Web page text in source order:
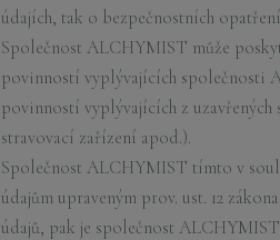
údajích, tak o bezpečnostních
Společnost ALCHYMIST může
povinností vyplývajících společnosti
povinností vyplývajících z uzavřených
stravovací zařízení apod.).
Společnost ALCHYMIST tímto v
údajům upraveným prov. ust. 12
údajů, pak je společnost